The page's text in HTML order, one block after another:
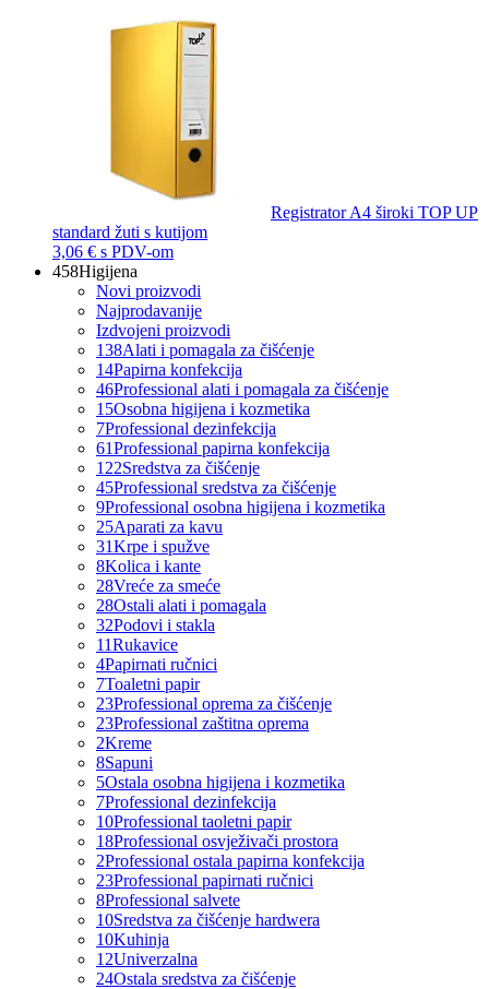
Registrator A4 široki TOP UP
standard žuti s kutijom
3,06 € s PDV-om
458Higijena
Novi proizvodi
Najprodavanije
Izdvojeni proizvodi
138Alati i pomagala za čišćenje
14Papirna konfekcija
46Professional alati i pomagala za čišćenje
15Osobna higijena i kozmetika
7Professional dezinfekcija
61Professional papirna konfekcija
122Sredstva za čišćenje
45Professional sredstva za čišćenje
9Professional osobna higijena i kozmetika
25Aparati za kavu
31Krpe i spužve
8Kolica i kante
28Vreće za smeće
28Ostali alati i pomagala
32Podovi i stakla
11Rukavice
4Papirnati ručnici
7Toaletni papir
23Professional oprema za čišćenje
23Professional zaštitna oprema
2Kreme
8Sapuni
5Ostala osobna higijena i kozmetika
7Professional dezinfekcija
10Professional taoletni papir
18Professional osvježivači prostora
2Professional ostala papirna konfekcija
23Professional papirnati ručnici
8Professional salvete
10Sredstva za čišćenje hardwera
10Kuhinja
12Univerzalna
24Ostala sredstva za čišćenje